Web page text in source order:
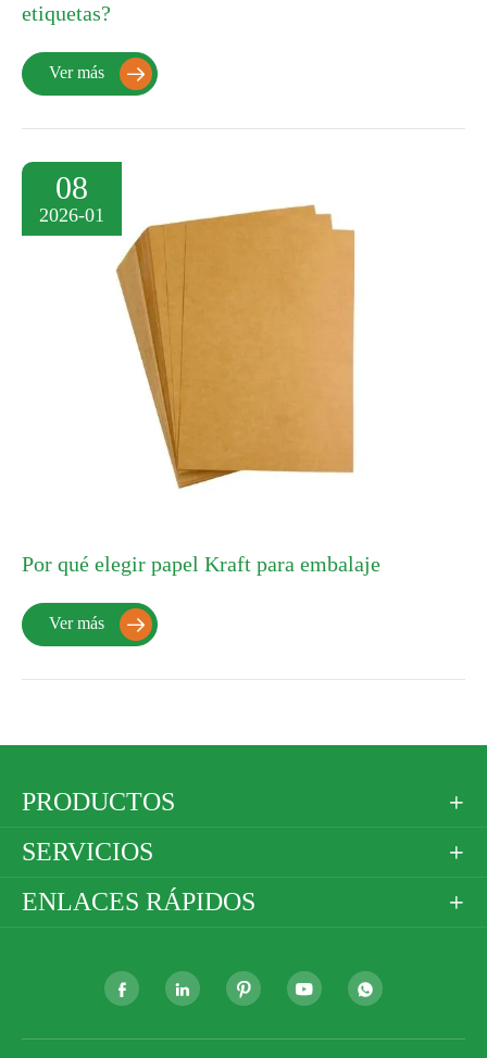
etiquetas?
Ver más 
08
2026-01
Por qué elegir papel Kraft para embalaje
Ver más 
PRODUCTOS 
SERVICIOS 
ENLACES RÁPIDOS 
    